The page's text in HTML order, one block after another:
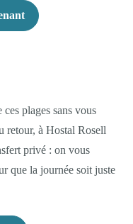
plages sans vous
retour, à Hostal Rosell
privé : on vous
que la journée soit juste